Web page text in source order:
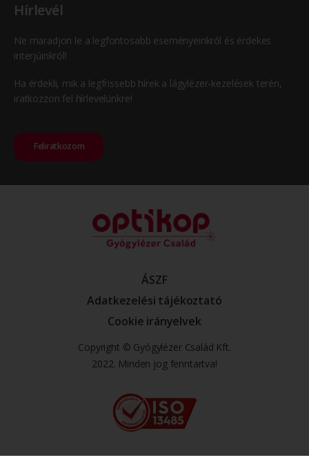
Hírlevél
Ne maradjon le a legfontosabb eseményeinkről és érdekes
interjúinkról!
Ha érdekli, mik a legfrissebb hírek a lágylézer-kezelések terén,
iratkozzon fel hírlevelünkre!
Feliratkozom
ÁSZF
Adatkezelési tájékoztató
Cookie irányelvek
Copyright © Gyógylézer Család Kft.
2022. Minden jog fenntartva!